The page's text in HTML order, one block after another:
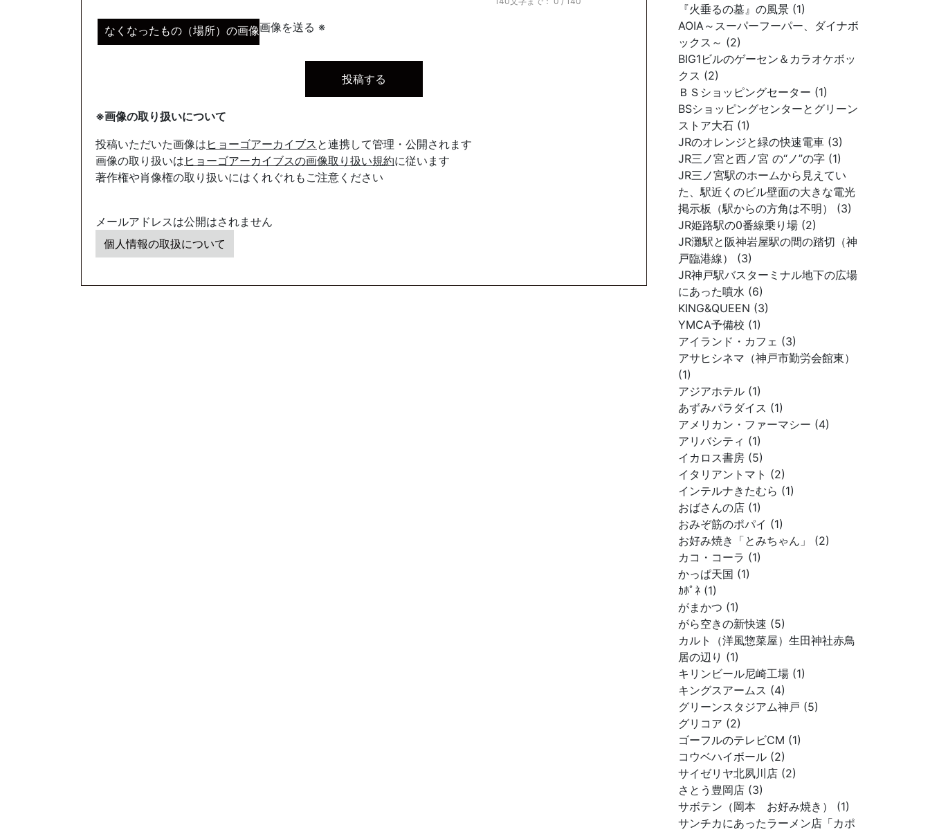
なくなったもの（場所）の画像画像を送る ※
※画像の取り扱いについて
投稿いただいた画像は ヒョーゴアーカイブス と連携して管理・公開されます
画像の取り扱いは ヒョーゴアーカイブスの画像取り扱い規約に従います
著作権や肖像権の取り扱いにはくれぐれもご注意ください
メールアドレスは公開はされません
個人情報の取扱について
『火垂るの墓』の風景 (1)
AOIA～スーパーフーパー、ダイナボ
ックス～ (2)
BIG1ビルのゲーセン＆カラオケボッ
クス (2)
ＢＳショッピングセーター (1)
BSショッピングセンターとグリーン
ストア大石 (1)
JRのオレンジと緑の快速電車 (3)
JR三ノ宮と西ノ宮 の“ノ”の字 (1)
JR三ノ宮駅のホームから見えてい
た、駅近くのビル壁面の大きな電光
掲示板（駅からの方角は不明） (3)
JR姫路駅の0番線乗り場 (2)
JR灘駅と阪神岩屋駅の間の踏切（神
戸臨港線） (3)
JR神戸駅バスターミナル地下の広場
にあった噴水 (6)
KING&QUEEN (3)
YMCA予備校 (1)
アイランド・カフェ (3)
アサヒシネマ（神戸市勤労会館東）
(1)
アジアホテル (1)
あずみパラダイス (1)
アメリカン・ファーマシー (4)
アリバシティ (1)
イカロス書房 (5)
イタリアントマト (2)
インテルナきたむら (1)
おばさんの店 (1)
おみぞ筋のポパイ (1)
お好み焼き「とみちゃん」 (2)
カコ・コーラ (1)
かっぱ天国 (1)
ｶﾎﾟﾈ (1)
がまかつ (1)
がら空きの新快速 (5)
カルト（洋風惣菜屋）生田神社赤鳥
居の辺り (1)
キリンビール尼崎工場 (1)
キングスアームス (4)
グリーンスタジアム神戸 (5)
グリコア (2)
ゴーフルのテレビCM (1)
コウベハイボール (2)
サイゼリヤ北夙川店 (2)
さとう豊岡店 (3)
サボテン（岡本 お好み焼き） (1)
サンチカにあったラーメン店「カポ